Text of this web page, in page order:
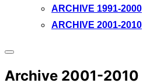
ARCHIVE 1991-2000
ARCHIVE 2001-2010
Seitenleiste
Navigation
Archive 2001-2010